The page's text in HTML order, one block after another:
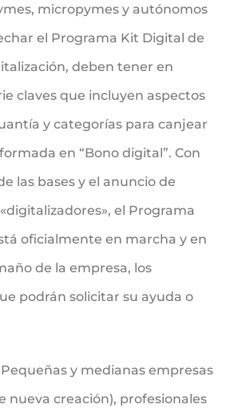
micropymes y autónomos
el Programa Kit Digital de
deben tener en
claves que incluyen aspectos
y categorías para canjear
en “Bono digital”. Con
las bases y el anuncio de
el Programa
oficialmente en marcha y en
de la empresa, los
podrán solicitar su ayuda o
Pequeñas y medianas empresas
nueva creación), profesionales